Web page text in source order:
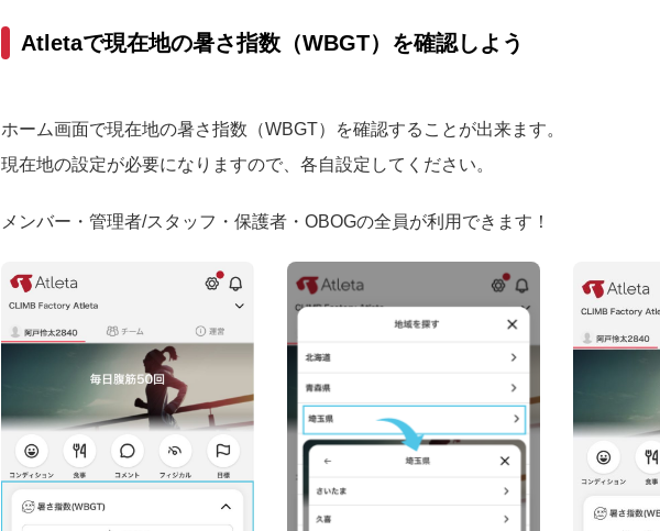
Atletaで現在地の暑さ指数（WBGT）を確認しよう
ホーム画面で現在地の暑さ指数（WBGT）を確認することが出来ます。
現在地の設定が必要になりますので、各自設定してください。
メンバー・管理者/スタッフ・保護者・OBOGの全員が利用できます！